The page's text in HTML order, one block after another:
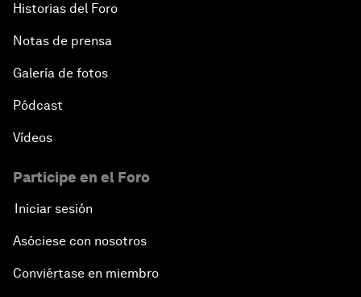
Historias del Foro
Notas de prensa
Galería de fotos
Pódcast
Vídeos
Participe en el Foro
Iniciar sesión
Asóciese con nosotros
Conviértase en miembro